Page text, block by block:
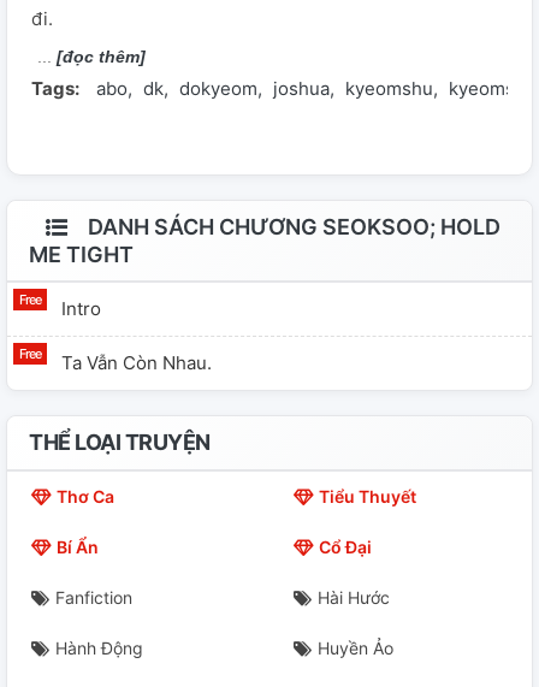
đi.
[đọc thêm]
Tags: abo dk dokyeom joshua kyeomshu
DANH SÁCH CHƯƠNG SEOKSOO; HOLD
ME TIGHT
Intro
Ta Vẫn Còn Nhau.
THỂ LOẠI TRUYỆN
Thơ Ca Tiểu Thuyết
Bí Ẩn Cổ Đại
Fanfiction Hài Hước
Hành Động Huyền Ảo